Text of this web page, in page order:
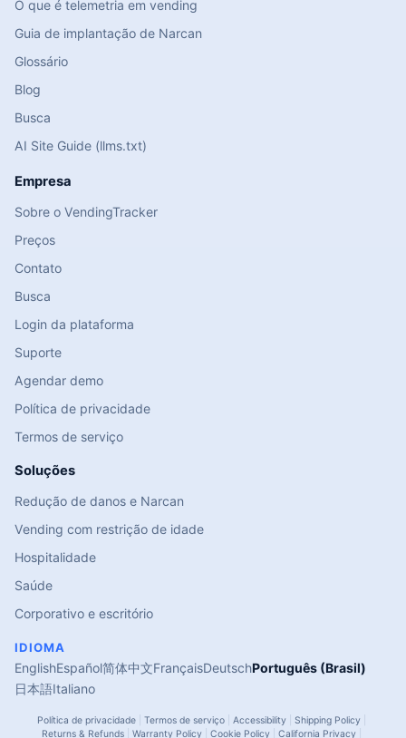
O que é telemetria em vending
Guia de implantação de Narcan
Glossário
Blog
Busca
AI Site Guide (llms.txt)
Empresa
Sobre o VendingTracker
Preços
Contato
Busca
Login da plataforma
Suporte
Agendar demo
Política de privacidade
Termos de serviço
Soluções
Redução de danos e Narcan
Vending com restrição de idade
Hospitalidade
Saúde
Corporativo e escritório
IDIOMA
EnglishEspañol简体中文FrançaisDeutschPortuguês (Brasil)
日本語Italiano
Política de privacidade Termos de serviço Accessibility Shipping Policy
Returns & Refunds
Warranty Policy Cookie Policy California Privacy